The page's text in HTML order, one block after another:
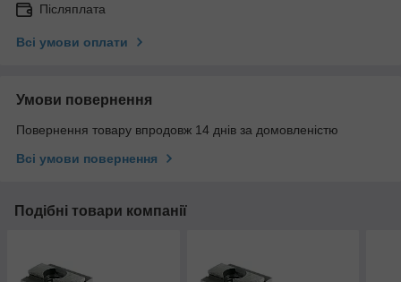
Післяплата
Всі умови оплати
Умови повернення
Повернення товару впродовж 14 днів за домовленістю
Всі умови повернення
Подібні товари компанії